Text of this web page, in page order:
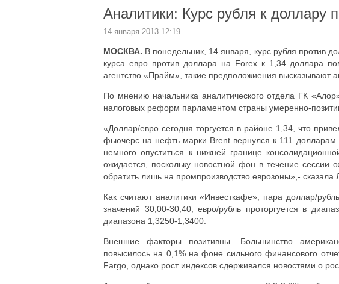
Аналитики: Курс рубля к доллару
14 января 2013 12:19
МОСКВА. В понедельник, 14 января, курс рубля против
курса евро против доллара на Forex к 1,34 доллара
агентство «Прайм», такие предположиения высказывают
По мнению начальника аналитического отдела ГК
налоговых реформ парламентом страны умеренно-
«Доллар/евро сегодня торгуется в районе 1,34, что
фьючерс на нефть марки Brent вернулся к 111
немного опуститься к нижней границе
ожидается, поскольку новостной фон в течение сессии
обратить лишь на промпроизводство еврозоны»,- сказала
Как считают аналитики «Инвесткафе», пара доллар/
значений 30,00-30,40, евро/рубль проторгуется в
диапазона 1,3250-1,3400.
Внешние факторы позитивны. Большинство
повысилось на 0,1% на фоне сильного финансового
Fargo, однако рост индексов сдерживался новостями о